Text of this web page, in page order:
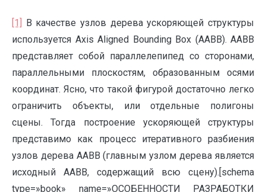
[1]
В качестве узлов дерева ускоряющей структуры
используется Axis Aligned Bounding Box (AABB). AABB
представляет собой параллелепипед со сторонами,
параллельными плоскостям, образованным осями
координат. Ясно, что такой фигурой достаточно легко
ограничить объекты, или отдельные полигоны
сцены. Тогда построение ускоряющей структуры
представимо как процесс итеративного разбиения
узлов дерева AABB (главным узлом дерева является
исходный AABB, содержащий всю сцену).[schema
type=»book» name=»ОСОБЕННОСТИ РАЗРАБОТКИ